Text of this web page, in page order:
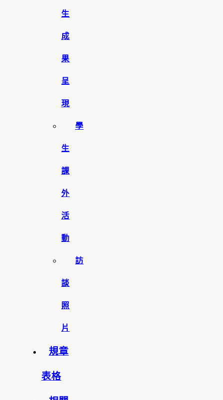
生
成
果
呈
現
學
生
課
外
活
動
訪
談
照
片
規章
表格